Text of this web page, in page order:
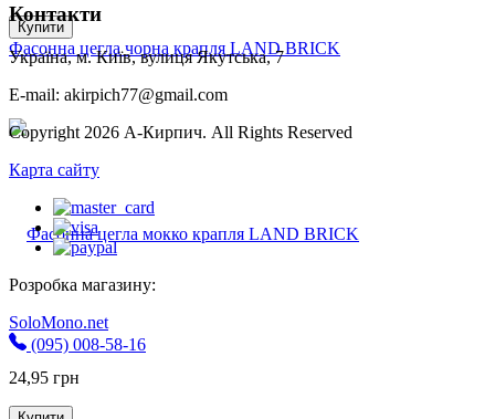
Купити
Фасонна цегла чорна крапля LAND BRICK
24,95 грн
Контакти
Україна, м. Київ, вулиця Якутська, 7
E-mail: akirpich77@gmail.com
Copyright 2026 А-Кирпич. All Rights Reserved
Карта сайту
Розробка магазину:
SoloMono.net
(095) 008-58-16